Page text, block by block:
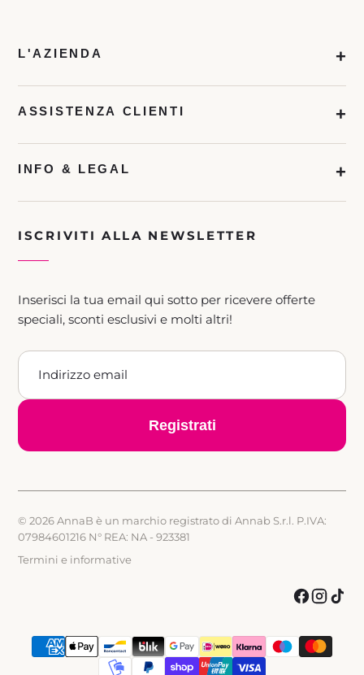
L'AZIENDA
ASSISTENZA CLIENTI
INFO & LEGAL
ISCRIVITI ALLA NEWSLETTER
Inserisci la tua email qui sotto per ricevere offerte
speciali, sconti esclusivi e molti altri!
Registrati
© 2026 AnnaB è un marchio registrato di Annab S.r.l. P.IVA:
07984601216 N° REA: NA - 923381
Termini e informative